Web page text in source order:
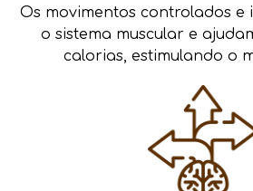
Os movimentos controlados e
o sistema muscular e
calorias, estimulando o